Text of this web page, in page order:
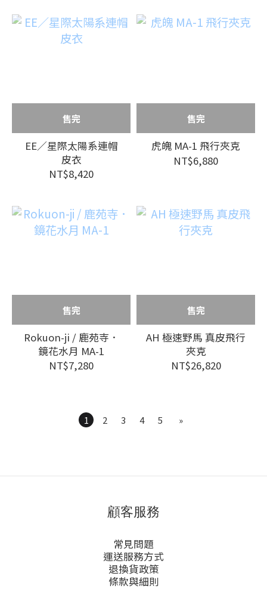
售完
EE／星際太陽系連帽
皮衣
NT$8,420
售完
虎魄 MA-1 飛行夾克
NT$6,880
售完
Rokuon-ji / 鹿苑寺．
鏡花水月 MA-1
NT$7,280
售完
AH 極速野馬 真皮飛行
夾克
NT$26,820
1 2 3 4 5 »
顧客服務
常見問題
運送服務方式
退換貨政策
條款與細則